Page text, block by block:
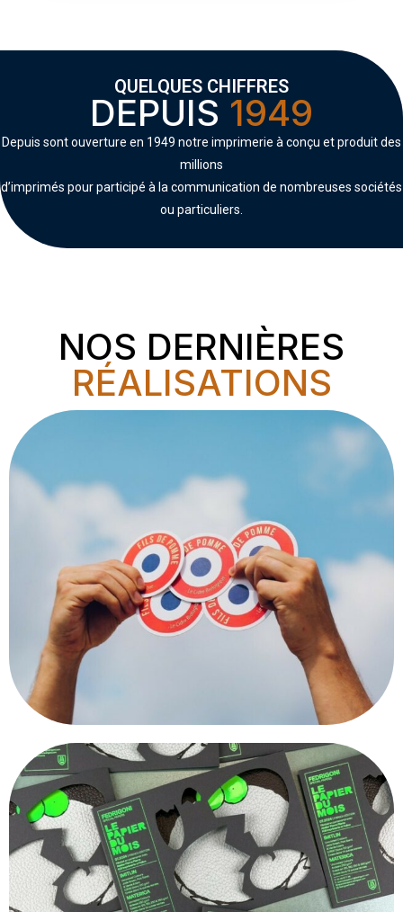
QUELQUES CHIFFRES
DEPUIS 1949
Depuis sont ouverture en 1949 notre imprimerie à conçu et produit des
millions
d’imprimés pour participé à la communication de nombreuses sociétés
ou particuliers.
NOS DERNIÈRES
RÉALISATIONS